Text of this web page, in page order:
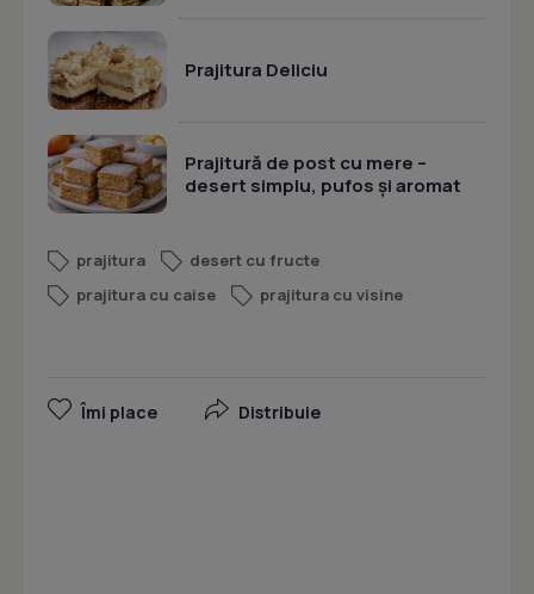
Prajitura Deliciu
Prajitură de post cu mere –
desert simplu, pufos și aromat
prajitura
desert cu fructe
prajitura cu caise
prajitura cu visine
Îmi place Distribuie